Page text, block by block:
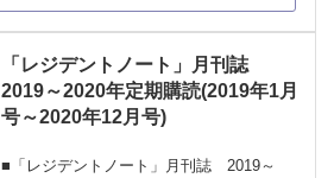
「レジデントノート」月刊誌
2019～2020年定期購読(2019年1月
号～2020年12月号)
■「レジデントノート」月刊誌 2019～